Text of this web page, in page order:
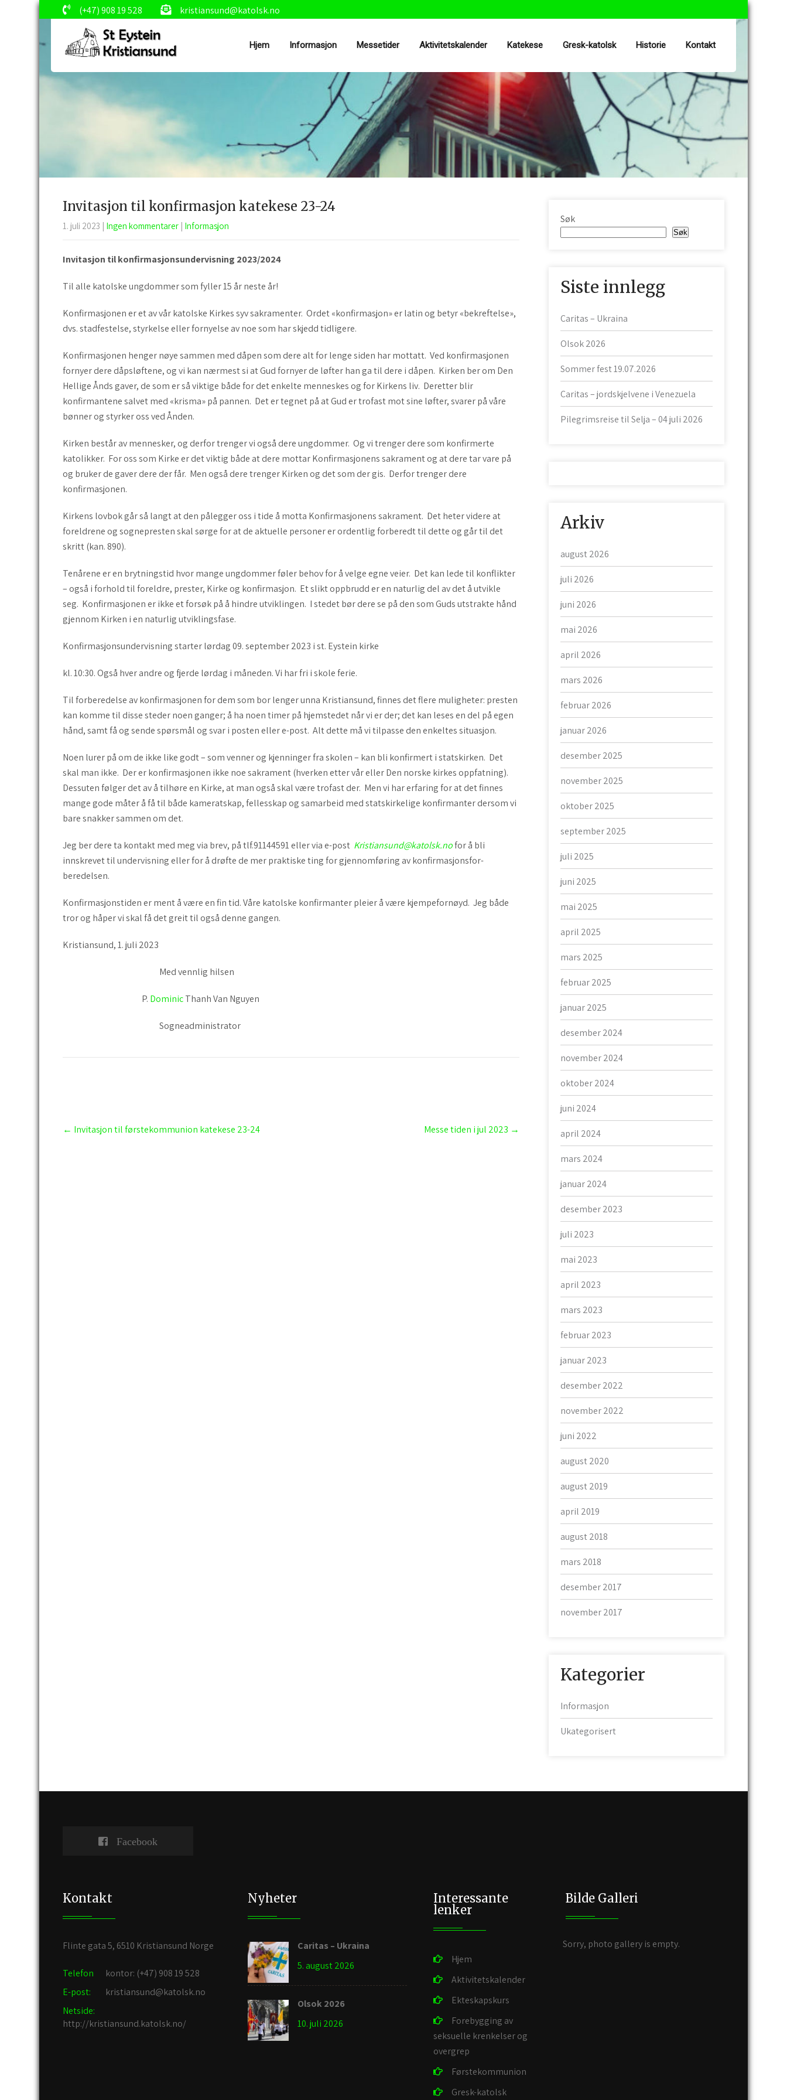
(+47) 908 19 528 kristiansund@katolsk.no
Hjem Informasjon Messetider Aktivitetskalender Katekese Gresk-katolsk Historie Kontakt
Invitasjon til konfirmasjon katekese 23-24
1. juli 2023 | Ingen kommentarer | Informasjon
Invitasjon til konfirmasjonsundervisning 2023/2024
Til alle katolske ungdommer som fyller 15 år neste år!
Konfirmasjonen er et av vår katolske Kirkes syv sakramenter. Ordet «konfirmasjon» er latin og betyr «bekreftelse»,
dvs. stadfestelse, styrkelse eller fornyelse av noe som har skjedd tidligere.
Konfirmasjonen henger nøye sammen med dåpen som dere alt for lenge siden har mottatt. Ved konfirmasjonen
fornyer dere dåpsløftene, og vi kan nærmest si at Gud fornyer de løfter han ga til dere i dåpen. Kirken ber om Den
Hellige Ånds gaver, de som er så viktige både for det enkelte menneskes og for Kirkens liv. Deretter blir
konfirmantene salvet med «krisma» på pannen. Det er tegnet på at Gud er trofast mot sine løfter, svarer på våre
bønner og styrker oss ved Ånden.
Kirken består av mennesker, og derfor trenger vi også dere ungdommer. Og vi trenger dere som konfirmerte
katolikker. For oss som Kirke er det viktig både at dere mottar Konfirmasjonens sakrament og at dere tar vare på
og bruker de gaver dere der får. Men også dere trenger Kirken og det som der gis. Derfor trenger dere
konfirmasjonen.
Kirkens lovbok går så langt at den pålegger oss i tide å motta Konfir­masjonens sakrament. Det heter videre at
foreldrene og sogne­presten skal sørge for at de aktuelle personer er ordentlig forberedt til dette og går til det
skritt (kan. 890).
Tenårene er en brytningstid hvor mange ungdommer føler behov for å velge egne veier. Det kan lede til konflikter
– også i forhold til foreldre, prester, Kirke og konfirmasjon. Et slikt oppbrudd er en naturlig del av det å utvikle
seg. Konfirmasjonen er ikke et forsøk på å hindre utviklingen. I stedet bør dere se på den som Guds utstrakte hånd
gjennom Kirken i en naturlig utviklingsfase.
Konfirmasjonsundervisning starter lørdag 09. september 2023 i st. Eystein kirke
kl. 10:30. Også hver andre og fjerde lørdag i måneden. Vi har fri i skole ferie.
Til forberedelse av konfirmasjonen for dem som bor lenger unna Kristiansund, finnes det flere muligheter: presten
kan komme til disse steder noen gan­ger; å ha noen timer på hjemstedet når vi er der; det kan leses en del på egen
hånd, samt få og sende spørsmål og svar i posten eller e-post. Alt dette må vi tilpasse den enkeltes situasjon.
Noen lurer på om de ikke like godt – som venner og kjenninger fra skolen – kan bli konfirmert i statskirken. Det
skal man ikke. Der er konfirmasjonen ikke noe sakrament (hverken etter vår eller Den norske kirkes oppfatning).
Dessuten følger det av å tilhøre en Kirke, at man også skal være trofast der. Men vi har erfaring for at det finnes
mange gode måter å få til både kameratskap, fellesskap og samarbeid med statskirkelige konfirmanter dersom vi
bare snakker sammen om det.
Jeg ber dere ta kontakt med meg via brev, på tlf.91144591 eller via e-post Kristiansund@katolsk.nofor å bli
innskrevet til undervisning eller for å drøfte de mer praktiske ting for gjennomføring av konfirmasjonsfor­
beredelsen.
Konfirmasjonstiden er ment å være en fin tid. Våre katolske konfirmanter pleier å være kjempefornøyd. Jeg både
tror og håper vi skal få det greit til også denne gangen.
Kristiansund, 1. juli 2023
Med vennlig hilsen
P. DominicThanh Van Nguyen
Sogneadministrator
navigation
← Invitasjon til førstekommunion katekese 23-24 Messe tiden i jul 2023 →
Søk
Søk
Siste innlegg
Caritas – Ukraina
Olsok 2026
Sommer fest 19.07.2026
Caritas – jordskjelvene i Venezuela
Pilegrimsreise til Selja – 04 juli 2026
Arkiv
august 2026
juli 2026
juni 2026
mai 2026
april 2026
mars 2026
februar 2026
januar 2026
desember 2025
november 2025
oktober 2025
september 2025
juli 2025
juni 2025
mai 2025
april 2025
mars 2025
februar 2025
januar 2025
desember 2024
november 2024
oktober 2024
juni 2024
april 2024
mars 2024
januar 2024
desember 2023
juli 2023
mai 2023
april 2023
mars 2023
februar 2023
januar 2023
desember 2022
november 2022
juni 2022
august 2020
august 2019
april 2019
august 2018
mars 2018
desember 2017
november 2017
Kategorier
Informasjon
Ukategorisert
Facebook
Kontakt
Flinte gata 5, 6510 Kristiansund Norge
Telefon
kontor: (+47) 908 19 528
E-post:
kristiansund@katolsk.no
Netside:
http://kristiansund.katolsk.no/
Nyheter
Caritas – Ukraina
5. august 2026
Olsok 2026
10. juli 2026
Interessante
lenker
Hjem
Aktivitetskalender
Ekteskapskurs
Forebygging av
seksuelle krenkelser og
overgrep
Førstekommunion
Gresk-katolsk
Bilde Galleri
Sorry, photo gallery is empty.